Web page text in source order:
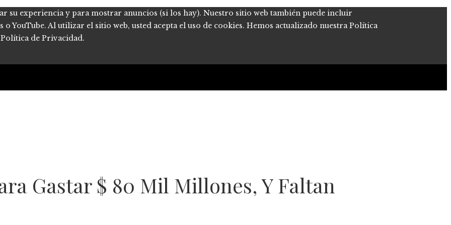
su experiencia y para mostrar anuncios (si los hay). Nuestro sitio web también puede incluir
YouTube. Al utilizar el sitio web, usted acepta el uso de cookies. Hemos actualizado nuestra Política
de Privacidad.
Gastar $ 80 Mil Millones, Y Faltan